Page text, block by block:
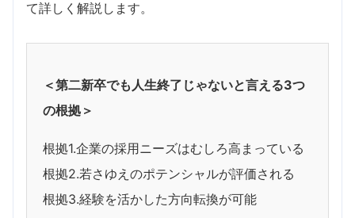
て詳しく解説します。
＜第二新卒でも人生終了じゃないと言える3つ
の根拠＞
根拠1.企業の採用ニーズはむしろ高まっている
根拠2.若さゆえのポテンシャルが評価される
根拠3.経験を活かした方向転換が可能